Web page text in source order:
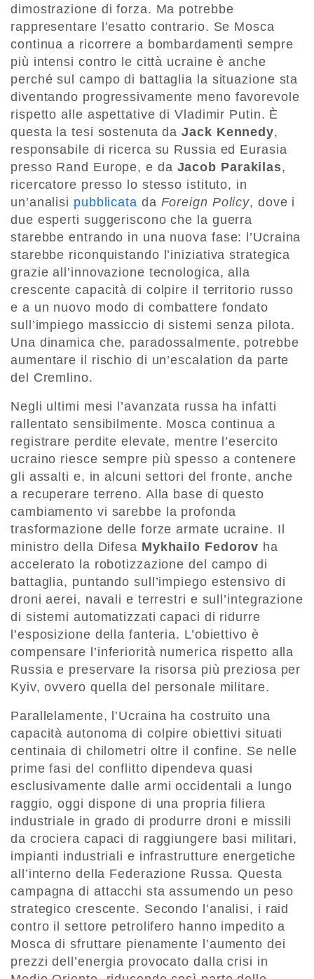
dimostrazione di forza. Ma potrebbe
rappresentare l’esatto contrario. Se Mosca
continua a ricorrere a bombardamenti sempre
più intensi contro le città ucraine è anche
perché sul campo di battaglia la situazione sta
diventando progressivamente meno favorevole
rispetto alle aspettative di Vladimir Putin. È
questa la tesi sostenuta daJack Kennedy,
responsabile di ricerca su Russia ed Eurasia
presso Rand Europe, e da Jacob Parakilas,
ricercatore presso lo stesso istituto, in
un’analisi pubblicata da Foreign Policy, dove i
due esperti suggeriscono che la guerra
starebbe entrando in una nuova fase: l’Ucraina
starebbe riconquistando l’iniziativa strategica
grazie all’innovazione tecnologica, alla
crescente capacità di colpire il territorio russo
e a un nuovo modo di combattere fondato
sull’impiego massiccio di sistemi senza pilota.
Una dinamica che, paradossalmente, potrebbe
aumentare il rischio di un’escalation da parte
del Cremlino.
Negli ultimi mesi l’avanzata russa ha infatti
rallentato sensibilmente. Mosca continua a
registrare perdite elevate, mentre l’esercito
ucraino riesce sempre più spesso a contenere
gli assalti e, in alcuni settori del fronte, anche
a recuperare terreno. Alla base di questo
cambiamento vi sarebbe la profonda
trasformazione delle forze armate ucraine. Il
ministro della Difesa Mykhailo Fedorov ha
accelerato la robotizzazione del campo di
battaglia, puntando sull’impiego estensivo di
droni aerei, navali e terrestri e sull’integrazione
di sistemi automatizzati capaci di ridurre
l’esposizione della fanteria. L’obiettivo è
compensare l’inferiorità numerica rispetto alla
Russia e preservare la risorsa più preziosa per
Kyiv, ovvero quella del personale militare.
Parallelamente, l’Ucraina ha costruito una
capacità autonoma di colpire obiettivi situati
centinaia di chilometri oltre il confine. Se nelle
prime fasi del conflitto dipendeva quasi
esclusivamente dalle armi occidentali a lungo
raggio, oggi dispone di una propria filiera
industriale in grado di produrre droni e missili
da crociera capaci di raggiungere basi militari,
impianti industriali e infrastrutture energetiche
all’interno della Federazione Russa. Questa
campagna di attacchi sta assumendo un peso
strategico crescente. Secondo l’analisi, i raid
contro il settore petrolifero hanno impedito a
Mosca di sfruttare pienamente l’aumento dei
prezzi dell’energia provocato dalla crisi in